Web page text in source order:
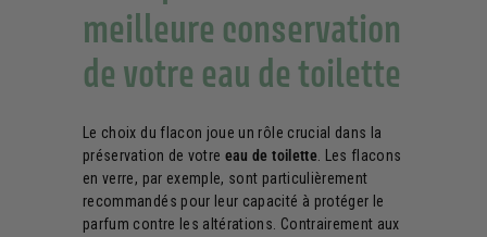
meilleure conservation
de votre eau de toilette
Le choix du flacon joue un rôle crucial dans la
préservation de votre eau de toilette. Les flacons
en verre, par exemple, sont particulièrement
recommandés pour leur capacité à protéger le
parfum contre les altérations. Contrairement aux